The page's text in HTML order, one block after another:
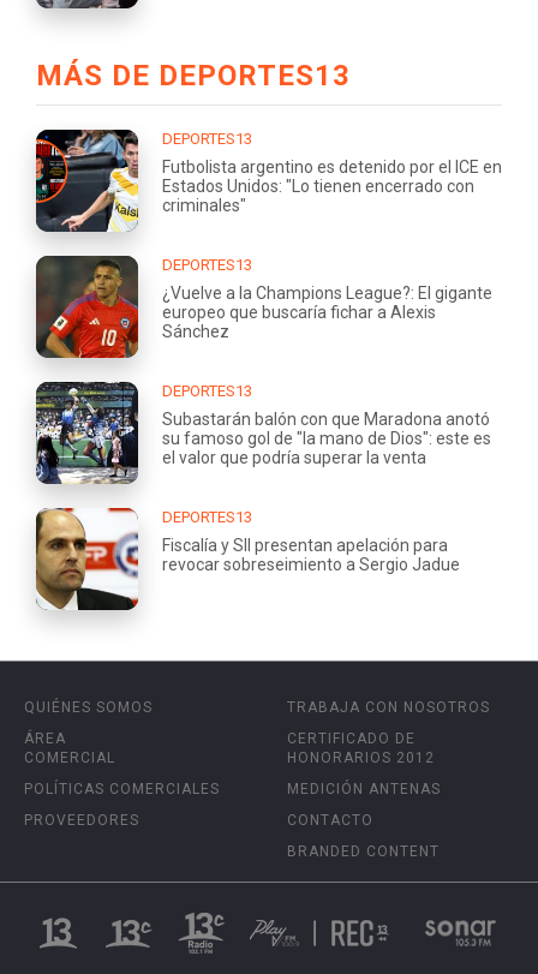
MÁS DE DEPORTES13
DEPORTES13
Futbolista argentino es detenido por el ICE en
Estados Unidos: "Lo tienen encerrado con
criminales"
DEPORTES13
¿Vuelve a la Champions League?: El gigante
europeo que buscaría fichar a Alexis
Sánchez
DEPORTES13
Subastarán balón con que Maradona anotó
su famoso gol de "la mano de Dios": este es
el valor que podría superar la venta
DEPORTES13
Fiscalía y SII presentan apelación para
revocar sobreseimiento a Sergio Jadue
QUIÉNES SOMOS
ÁREA
COMERCIAL
POLÍTICAS COMERCIALES
PROVEEDORES
TRABAJA CON NOSOTROS
CERTIFICADO DE
HONORARIOS 2012
MEDICIÓN ANTENAS
CONTACTO
BRANDED CONTENT